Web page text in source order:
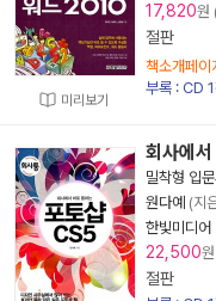
미리보기
17,820원
절판
책소개페이
부록 : CD
회사에
밀착형 입
원다예 (지
한빛미디어
22,500
절판